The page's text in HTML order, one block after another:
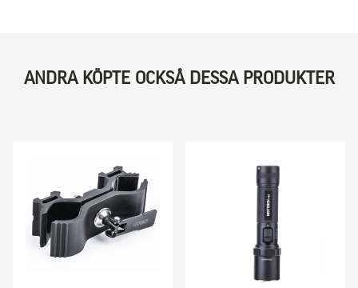
ANDRA KÖPTE OCKSÅ DESSA PRODUKTER